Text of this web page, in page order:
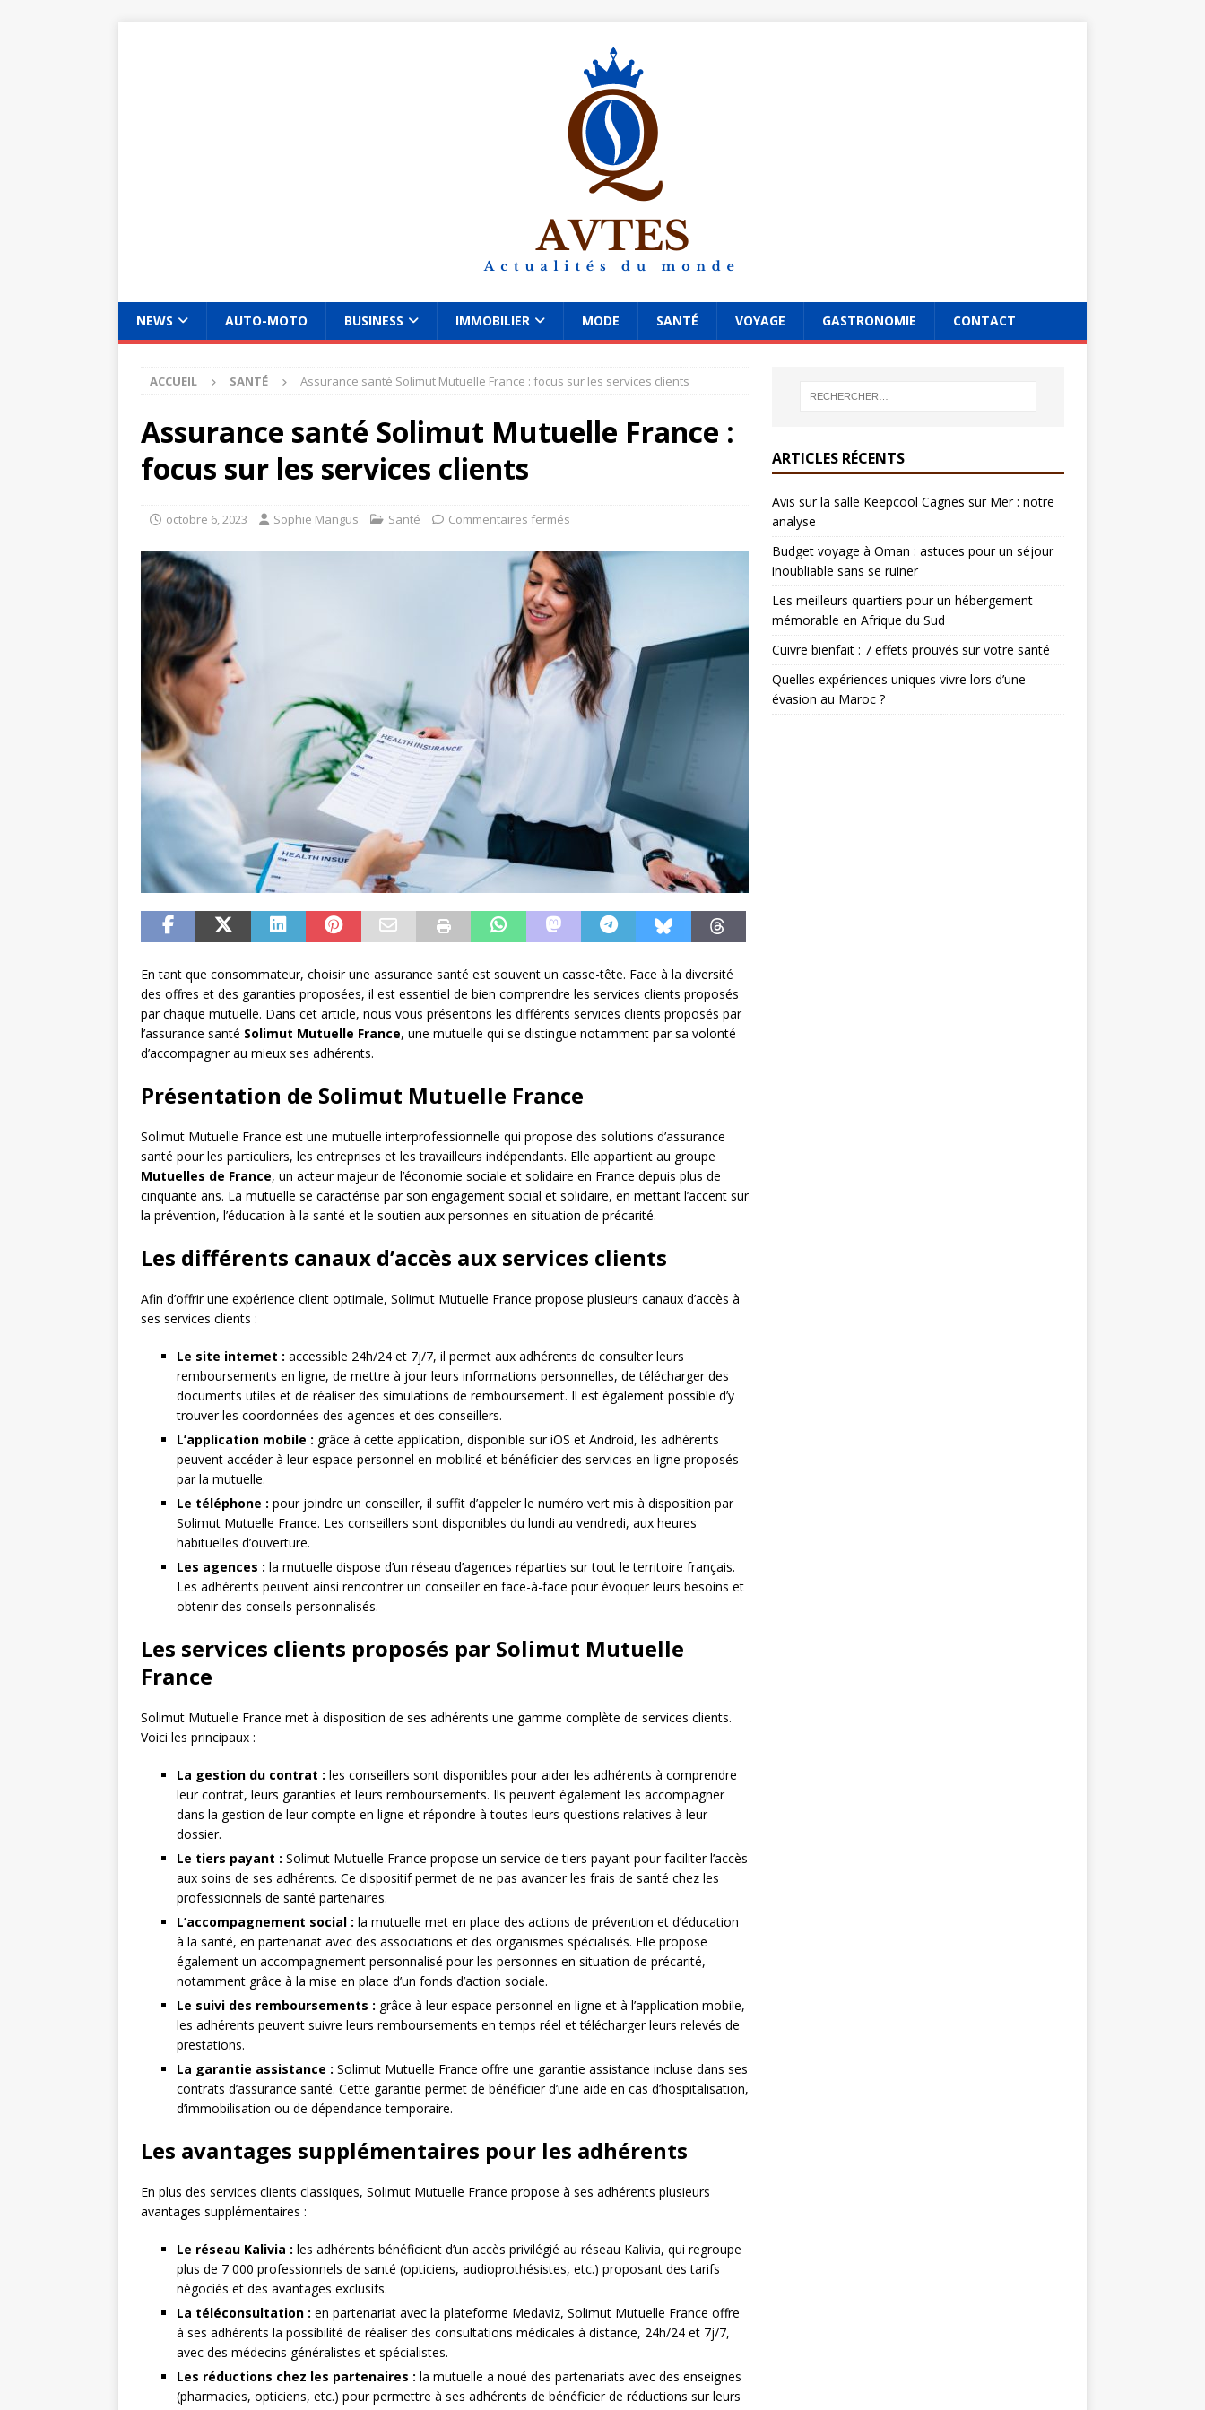
NEWS AUTO-MOTO BUSINESS IMMOBILIER MODE SANTÉ VOYAGE GASTRONOMIE CONTACT
ACCUEIL SANTÉ Assurance santé Solimut Mutuelle France : focus sur les services clients
Assurance santé Solimut Mutuelle France :
focus sur les services clients
octobre 6, 2023 Sophie Mangus Santé Commentaires fermés
En tant que consommateur, choisir une assurance santé est souvent un casse-tête. Face à la diversité
des offres et des garanties proposées, il est essentiel de bien comprendre les services clients proposés
par chaque mutuelle. Dans cet article, nous vous présentons les différents services clients proposés par
l’assurance santé Solimut Mutuelle France, une mutuelle qui se distingue notamment par sa volonté
d’accompagner au mieux ses adhérents.
Présentation de Solimut Mutuelle France
Solimut Mutuelle France est une mutuelle interprofessionnelle qui propose des solutions d’assurance
santé pour les particuliers, les entreprises et les travailleurs indépendants. Elle appartient au groupe
Mutuelles de France, un acteur majeur de l’économie sociale et solidaire en France depuis plus de
cinquante ans. La mutuelle se caractérise par son engagement social et solidaire, en mettant l’accent sur
la prévention, l’éducation à la santé et le soutien aux personnes en situation de précarité.
Les différents canaux d’accès aux services clients
Afin d’offrir une expérience client optimale, Solimut Mutuelle France propose plusieurs canaux d’accès à
ses services clients :
Le site internet : accessible 24h/24 et 7j/7, il permet aux adhérents de consulter leurs
remboursements en ligne, de mettre à jour leurs informations personnelles, de télécharger des
documents utiles et de réaliser des simulations de remboursement. Il est également possible d’y
trouver les coordonnées des agences et des conseillers.
L’application mobile : grâce à cette application, disponible sur iOS et Android, les adhérents
peuvent accéder à leur espace personnel en mobilité et bénéficier des services en ligne proposés
par la mutuelle.
Le téléphone : pour joindre un conseiller, il suffit d’appeler le numéro vert mis à disposition par
Solimut Mutuelle France. Les conseillers sont disponibles du lundi au vendredi, aux heures
habituelles d’ouverture.
Les agences : la mutuelle dispose d’un réseau d’agences réparties sur tout le territoire français.
Les adhérents peuvent ainsi rencontrer un conseiller en face-à-face pour évoquer leurs besoins et
obtenir des conseils personnalisés.
Les services clients proposés par Solimut Mutuelle
France
Solimut Mutuelle France met à disposition de ses adhérents une gamme complète de services clients.
Voici les principaux :
La gestion du contrat : les conseillers sont disponibles pour aider les adhérents à comprendre
leur contrat, leurs garanties et leurs remboursements. Ils peuvent également les accompagner
dans la gestion de leur compte en ligne et répondre à toutes leurs questions relatives à leur
dossier.
Le tiers payant : Solimut Mutuelle France propose un service de tiers payant pour faciliter l’accès
aux soins de ses adhérents. Ce dispositif permet de ne pas avancer les frais de santé chez les
professionnels de santé partenaires.
L’accompagnement social : la mutuelle met en place des actions de prévention et d’éducation
à la santé, en partenariat avec des associations et des organismes spécialisés. Elle propose
également un accompagnement personnalisé pour les personnes en situation de précarité,
notamment grâce à la mise en place d’un fonds d’action sociale.
Le suivi des remboursements : grâce à leur espace personnel en ligne et à l’application mobile,
les adhérents peuvent suivre leurs remboursements en temps réel et télécharger leurs relevés de
prestations.
La garantie assistance : Solimut Mutuelle France offre une garantie assistance incluse dans ses
contrats d’assurance santé. Cette garantie permet de bénéficier d’une aide en cas d’hospitalisation,
d’immobilisation ou de dépendance temporaire.
Les avantages supplémentaires pour les adhérents
En plus des services clients classiques, Solimut Mutuelle France propose à ses adhérents plusieurs
avantages supplémentaires :
Le réseau Kalivia : les adhérents bénéficient d’un accès privilégié au réseau Kalivia, qui regroupe
plus de 7 000 professionnels de santé (opticiens, audioprothésistes, etc.) proposant des tarifs
négociés et des avantages exclusifs.
La téléconsultation : en partenariat avec la plateforme Medaviz, Solimut Mutuelle France offre
à ses adhérents la possibilité de réaliser des consultations médicales à distance, 24h/24 et 7j/7,
avec des médecins généralistes et spécialistes.
Les réductions chez les partenaires : la mutuelle a noué des partenariats avec des enseignes
(pharmacies, opticiens, etc.) pour permettre à ses adhérents de bénéficier de réductions sur leurs
ARTICLES RÉCENTS
Avis sur la salle Keepcool Cagnes sur Mer : notre
analyse
Budget voyage à Oman : astuces pour un séjour
inoubliable sans se ruiner
Les meilleurs quartiers pour un hébergement
mémorable en Afrique du Sud
Cuivre bienfait : 7 effets prouvés sur votre santé
Quelles expériences uniques vivre lors d’une
évasion au Maroc ?